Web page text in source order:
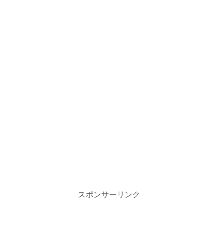
スポンサーリンク